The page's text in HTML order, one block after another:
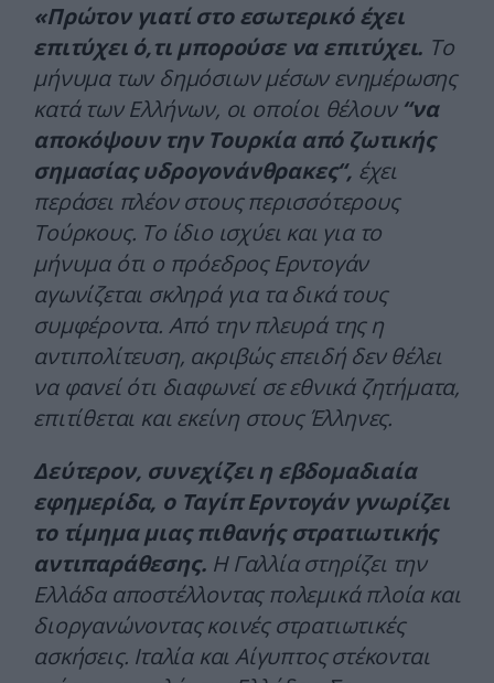
«Πρώτον γιατί στο εσωτερικό έχει
επιτύχει ό,τι μπορούσε να επιτύχει. Το
μήνυμα των δημόσιων μέσων ενημέρωσης
κατά των Ελλήνων, οι οποίοι θέλουν“να
αποκόψουν την Τουρκία από ζωτικής
σημασίας υδρογονάνθρακες“, έχει
περάσει πλέον στους περισσότερους
Τούρκους. Το ίδιο ισχύει και για το
μήνυμα ότι ο πρόεδρος Ερντογάν
αγωνίζεται σκληρά για τα δικά τους
συμφέροντα. Από την πλευρά της η
αντιπολίτευση, ακριβώς επειδή δεν θέλει
να φανεί ότι διαφωνεί σε εθνικά ζητήματα,
επιτίθεται και εκείνη στους Έλληνες.
Δεύτερον, συνεχίζει η εβδομαδιαία
εφημερίδα, ο Ταγίπ Ερντογάν γνωρίζει
το τίμημα μιας πιθανής στρατιωτικής
αντιπαράθεσης. Η Γαλλία στηρίζει την
Ελλάδα αποστέλλοντας πολεμικά πλοία και
διοργανώνοντας κοινές στρατιωτικές
ασκήσεις. Ιταλία και Αίγυπτος στέκονται